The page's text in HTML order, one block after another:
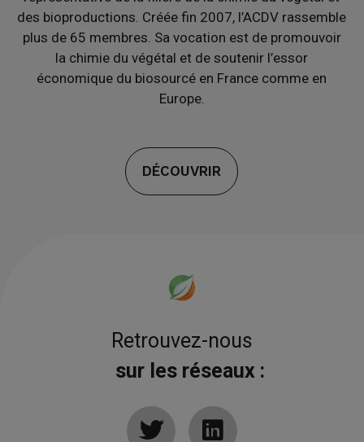
des bioproductions. Créée fin 2007, l’ACDV rassemble
plus de 65 membres. Sa vocation est de promouvoir
la chimie du végétal et de soutenir l’essor
économique du biosourcé en France comme en
Europe.
DÉCOUVRIR
Retrouvez-nous
sur les réseaux :